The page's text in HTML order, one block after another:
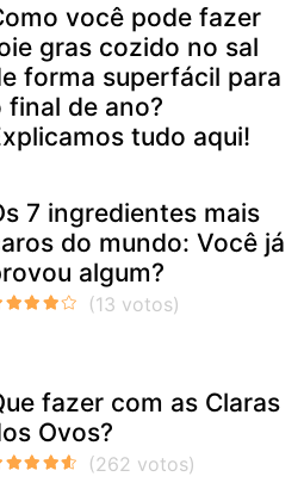
você pode fazer
gras cozido no sal
forma superfácil para
final de ano?
tudo aqui!
7 ingredientes mais
do mundo: Você já
algum?
fazer com as Claras
Ovos?